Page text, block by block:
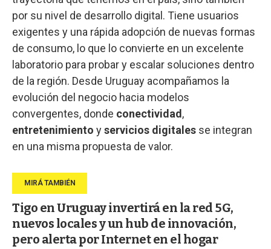
por su nivel de desarrollo digital. Tiene usuarios
exigentes y una rápida adopción de nuevas formas
de consumo, lo que lo convierte en un excelente
laboratorio para probar y escalar soluciones dentro
de la región. Desde Uruguay acompañamos la
evolución del negocio hacia modelos
convergentes, donde conectividad ,
entretenimiento yservicios digitales se integran
en una misma propuesta de valor.
Tigo en Uruguay invertirá en la red 5G,
nuevos locales y un hub de innovación,
pero alerta por Internet en el hogar